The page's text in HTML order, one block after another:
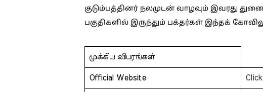
குடும்பத்தினர் நலமுடன் வாழவும் இவரது
பகுதிகளில் இருந்தும் பக்தர்கள் இந்தக்
முக்கிய விபரங்கள்
Official Website